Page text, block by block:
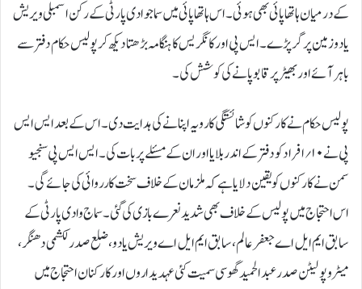
کے درمیان ہاتھا پائی بھی ہوئی ۔ اس ہاتھا پائی میں سماجوادی پارٹی کے رکن اسمبلی ویریش
یادو زمین پر گر پڑے ۔ ایس پی اور کانگریس کا ہنگامہ بڑھتا دیکھ کر پولیس حکام دفتر سے
باہر آئے اور بھیڑ پر قابو پانے کی کوشش کی۔
پولیس حکام نے کارکنوں کو شائستگی کا رویہ اپنانے کی ہدایت دی ۔ اس کے بعد ایس ایس
پی نے ۱۰؍افراد کو دفتر کے اندر بلایا اور ان کے مسئلے پر بات کی۔ ایس ایس پی سنجیو
سمن نے کارکنوں کو یقین دلایا ہے کہ ملزمان کے خلاف سخت کارروائی کی جائے گی۔
اس احتجاج میں پولیس کے خلاف بھی شدید نعرے بازی کی گئی۔ سماج وادی پارٹی کے
سابق ایم ایل اے جعفر عالم، سابق ایم ایل اے ویریش یادو، ضلع صدر لکشمی دھنگر،
میٹروپولیٹن صدر عبدالحمید گھوسی سمیت کئی عہدیداروں اور کارکنان احتجاج میں